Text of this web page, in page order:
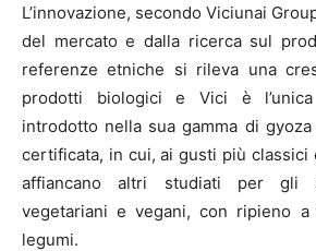
L’innovazione, secondo Viciunai
del mercato e dalla ricerca sul
referenze etniche si rileva una
prodotti biologici e Vici è
introdotto nella sua gamma di
certificata, in cui, ai gusti più classici
affiancano altri studiati per gli
vegetariani e vegani, con ripieno
legumi.